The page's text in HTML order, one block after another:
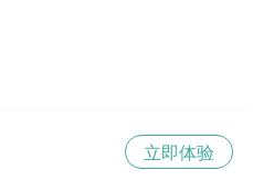
立即体验